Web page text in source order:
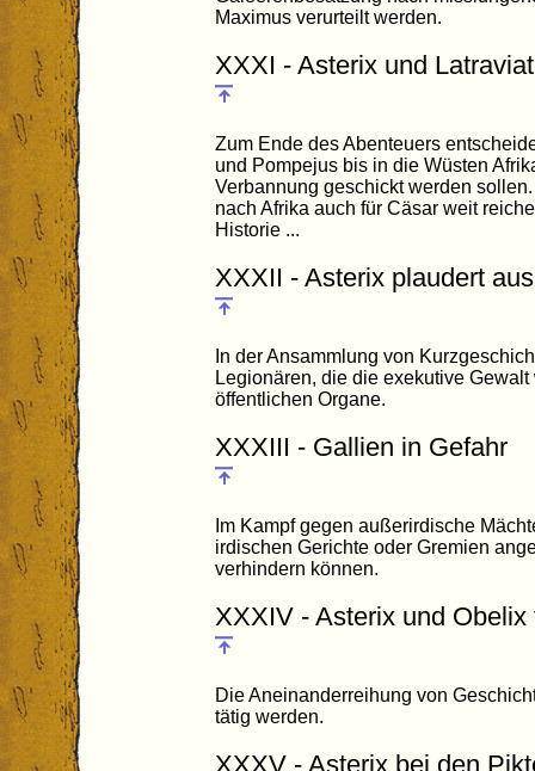
Maximus verurteilt werden.
XXXI - Asterix und
Zum Ende des Abenteuers
und Pompejus bis in die Wüsten
Verbannung geschickt werden
nach Afrika auch für Cäsar weit
Historie ...
XXXII - Asterix plaudert
In der Ansammlung von
Legionären, die die exekutive
öffentlichen Organe.
XXXIII - Gallien in Gefahr
Im Kampf gegen außerirdische
irdischen Gerichte oder Gremien
verhindern können.
XXXIV - Asterix und
Die Aneinanderreihung von
tätig werden.
XXXV - Asterix bei den